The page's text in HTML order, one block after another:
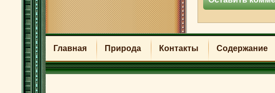
Главная Природа Контакты Содержание